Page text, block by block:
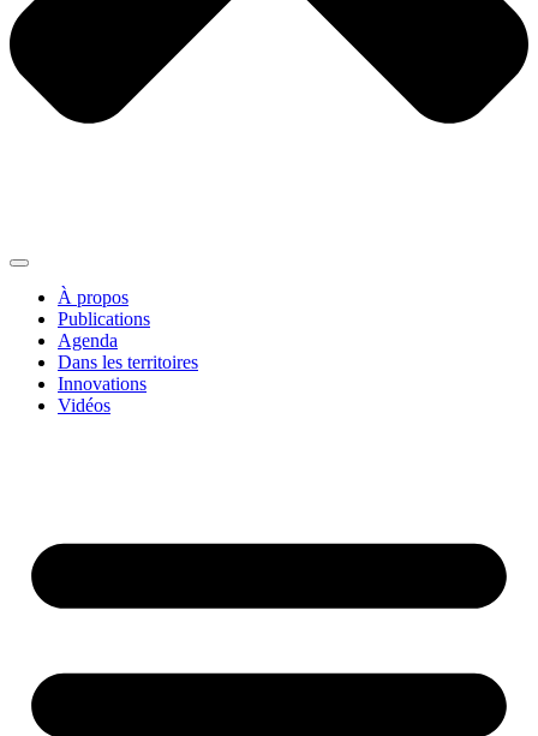
À propos
Publications
Agenda
Dans les territoires
Innovations
Vidéos